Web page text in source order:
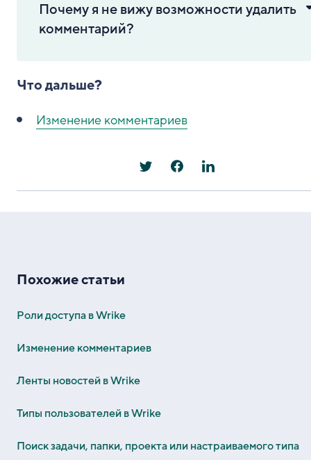
Почему я не вижу возможности удалить
комментарий?
Что дальше?
Изменение комментариев
Похожие статьи
Роли доступа в Wrike
Изменение комментариев
Ленты новостей в Wrike
Типы пользователей в Wrike
Поиск задачи, папки, проекта или настраиваемого типа